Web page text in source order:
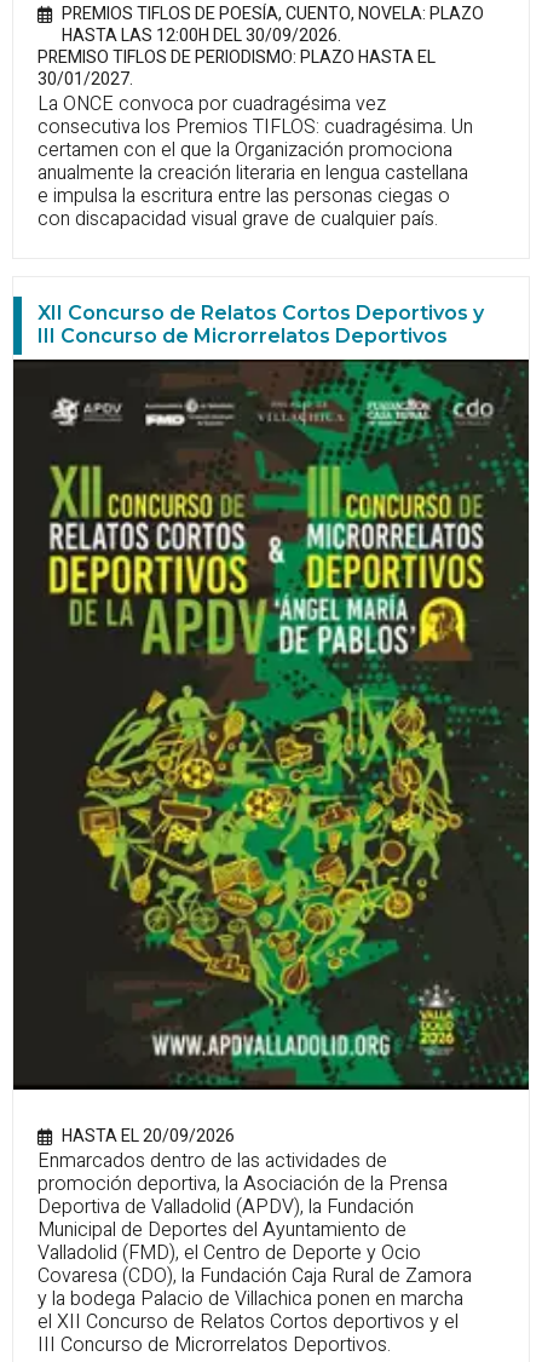
PREMIOS TIFLOS DE POESÍA, CUENTO, NOVELA: PLAZO
HASTA LAS 12:00H DEL 30/09/2026.
PREMISO TIFLOS DE PERIODISMO: PLAZO HASTA EL
30/01/2027.
La ONCE convoca por cuadragésima vez
consecutiva los Premios TIFLOS: cuadragésima. Un
certamen con el que la Organización promociona
anualmente la creación literaria en lengua castellana
e impulsa la escritura entre las personas ciegas o
con discapacidad visual grave de cualquier país.
XII Concurso de Relatos Cortos Deportivos y
III Concurso de Microrrelatos Deportivos
HASTA EL 20/09/2026
Enmarcados dentro de las actividades de
promoción deportiva, la Asociación de la Prensa
Deportiva de Valladolid (APDV), la Fundación
Municipal de Deportes del Ayuntamiento de
Valladolid (FMD), el Centro de Deporte y Ocio
Covaresa (CDO), la Fundación Caja Rural de Zamora
y la bodega Palacio de Villachica ponen en marcha
el XII Concurso de Relatos Cortos deportivos y el
III Concurso de Microrrelatos Deportivos.